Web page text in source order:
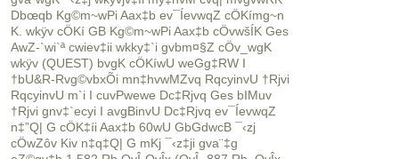
Dbœqb Kg©m~wPi Aax‡b ev¯ÍevwqZ cÖKímg~n
K. wkÿv cÖKí GB Kg©m~wPi Aax‡b cÖvwšÍK Ges
AwZ-`wi`ª cwiev‡ii wkky‡`i gvbm¤§Z cÖv_wgK
wkÿv (QUEST) bvgK cÖKíwU weGg‡RW I
†bU&R-Rvg©vbxÕi mn‡hvwMZvq RqcyinvU †Rjvi
RqcyinvU m`i I cuvPwewe Dc‡Rjvq Ges bIMuv
†Rjvi gnv‡`ecyi I avgBinvU Dc‡Rjvq ev¯ÍevwqZ
n‡”Q| G cÖK‡íi Aax‡b 60wU GbGdwcB ¯‹zj
cÖwZôv Kiv n‡q‡Q| G mKj ¯‹z‡ji gva¨‡g